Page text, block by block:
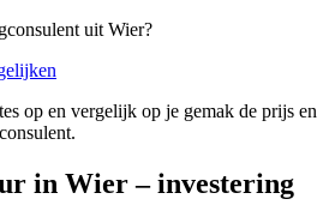
uit Wier?
op en vergelijk op je gemak de prijs en
in Wier – investering